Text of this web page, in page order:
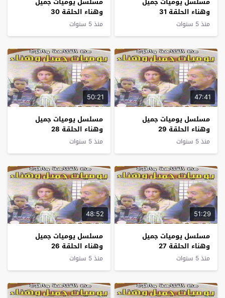
وهناء الحلقة 31
منذ 5 سنوات
وهناء الحلقة 30
منذ 5 سنوات
47:41
مسلسل يوميات جميل
وهناء الحلقة 29
منذ 5 سنوات
50:21
مسلسل يوميات جميل
وهناء الحلقة 28
منذ 5 سنوات
51:29
مسلسل يوميات جميل
وهناء الحلقة 27
منذ 5 سنوات
48:52
مسلسل يوميات جميل
وهناء الحلقة 26
منذ 5 سنوات